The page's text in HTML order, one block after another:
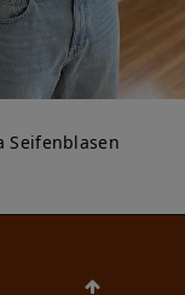
Seifenblasen